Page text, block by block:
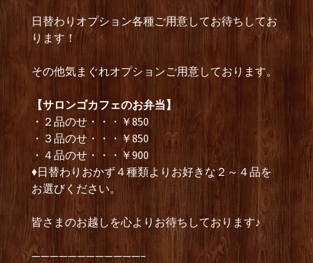
日替わりオプション各種ご用意してお待ちしてお
ります！
その他気まぐれオプションご用意しております。
【サロンゴカフェのお弁当】
・２品のせ・・・￥850
・３品のせ・・・￥850
・４品のせ・・・￥900
♦日替わりおかず４種類よりお好きな２～４品を
お選びください。
皆さまのお越しを心よりお待ちしております♪
————————————–